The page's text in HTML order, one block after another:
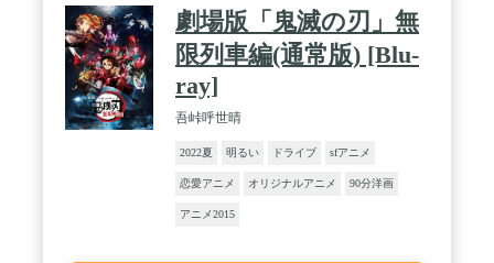
劇場版「鬼滅の刃」無
限列車編(通常版) [Blu-
ray]
吾峠呼世晴
2022夏 明るい ドライブ sfアニメ
恋愛アニメ オリジナルアニメ 90分洋画
アニメ2015